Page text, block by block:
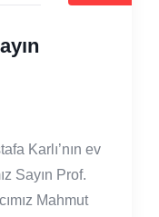
Karlı’nın ev
Sayın Prof.
Mahmut